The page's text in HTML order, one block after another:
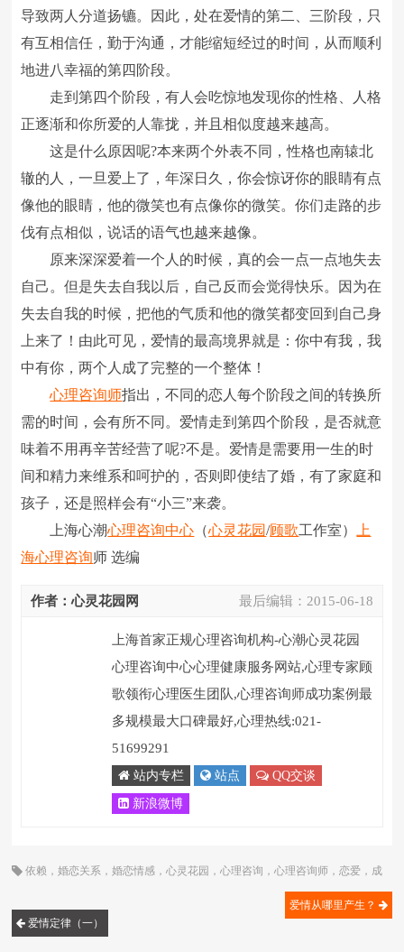
导致两人分道扬镳。因此，处在爱情的第二、三阶段，只
有互相信任，勤于沟通，才能缩短经过的时间，从而顺利
地进八幸福的第四阶段。
走到第四个阶段，有人会吃惊地发现你的性格、人格
正逐渐和你所爱的人靠拢，并且相似度越来越高。
这是什么原因呢?本来两个外表不同，性格也南辕北
辙的人，一旦爱上了，年深日久，你会惊讶你的眼睛有点
像他的眼睛，他的微笑也有点像你的微笑。你们走路的步
伐有点相似，说话的语气也越来越像。
原来深深爱着一个人的时候，真的会一点一点地失去
自己。但是失去自我以后，自己反而会觉得快乐。因为在
失去自我的时候，把他的气质和他的微笑都变回到自己身
上来了！由此可见，爱情的最高境界就是：你中有我，我
中有你，两个人成了完整的一个整体！
心理咨询师指出，不同的恋人每个阶段之间的转换所
需的时间，会有所不同。爱情走到第四个阶段，是否就意
味着不用再辛苦经营了呢?不是。爱情是需要用一生的时
间和精力来维系和呵护的，否则即使结了婚，有了家庭和
孩子，还是照样会有“小三”来袭。
上海心潮心理咨询中心 （心灵花园/顾歌工作室）
上
海心理咨询师 选编
最后编辑： 2015-06-18
作者：心灵花园网
上海首家正规心理咨询机构-心潮心灵花园
心理咨询中心心理健康服务网站,心理专家顾
歌领衔心理医生团队,心理咨询师成功案例最
多规模最大口碑最好,心理热线:021-
51699291
站内专栏 站点 QQ交谈
新浪微博
依赖 ，婚恋关系 ，婚恋情感 ，心灵花园 ，心理咨询 ，心理咨询师 ，恋爱 ， 成
爱情定律（一）
爱情从哪里产生？